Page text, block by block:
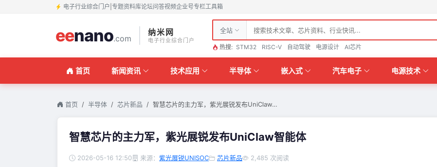
电子行业综合门户 专题资料库论坛问答视频企业号专栏工具箱
eenano.com
纳米网
电子行业综合门户
全站
热搜: STM32 RISC-V 自动驾驶 电源设计 AI芯片
首页 新闻资讯 技术应用 半导体 嵌入式 汽车电子 电源技术
首页 半导体 芯片新品 智慧芯片的主力军，紫光展锐发布UniClaw…
智慧芯片的主力军，紫光展锐发布UniClaw智能体
2026-05-16 12:50 来源： 紫光展锐UNISOC 芯片新品 2,485 次阅读